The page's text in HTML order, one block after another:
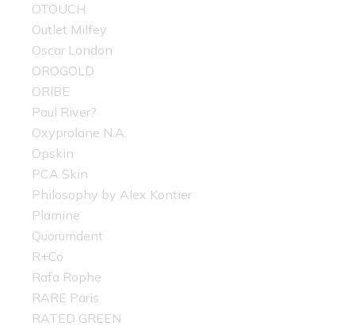
OTOUCH
Outlet Milfey
Oscar London
OROGOLD
ORIBE
Paul River?
Oxyprolane N.A.
Opskin
PCA Skin
Philosophy by Alex Kontier
Plamine
Quorumdent
R+Co
Rafa Rophe
RARE Paris
RATED GREEN